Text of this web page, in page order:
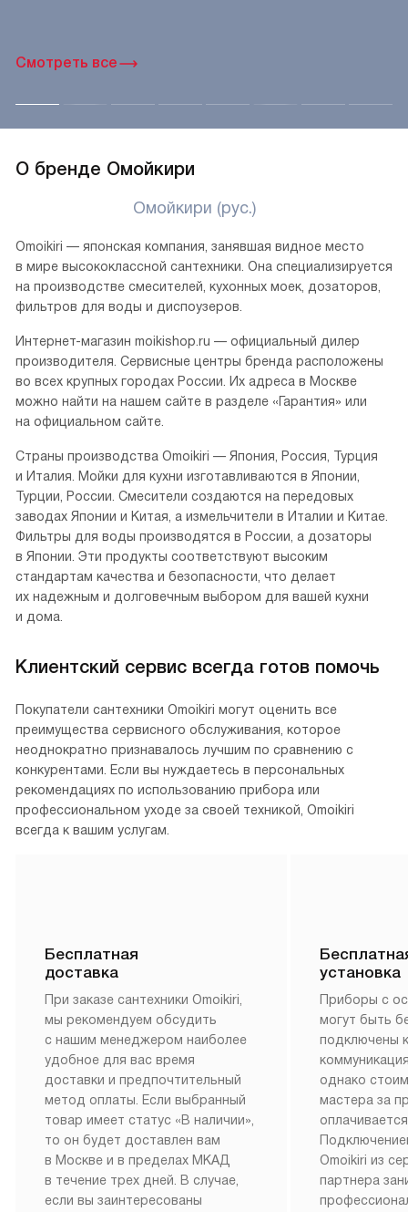
Смотреть все
О бренде Омойкири
Омойкири (рус.)
Omoikiri — японская компания, занявшая видное место
в мире высококлассной сантехники. Она специализируется
на производстве смесителей, кухонных моек, дозаторов,
фильтров для воды и диспоузеров.
Интернет-магазин moikishop.ru — официальный дилер
производителя. Сервисные центры бренда расположены
во всех крупных городах России. Их адреса в Москве
можно найти на нашем сайте в разделе «Гарантия» или
на официальном сайте.
Страны производства Omoikiri — Япония, Россия, Турция
и Италия. Мойки для кухни изготавливаются в Японии,
Турции, России. Смесители создаются на передовых
заводах Японии и Китая, а измельчители в Италии и Китае.
Фильтры для воды производятся в России, а дозаторы
в Японии. Эти продукты соответствуют высоким
стандартам качества и безопасности, что делает
их надежным и долговечным выбором для вашей кухни
и дома.
Клиентский сервис всегда готов помочь
Покупатели сантехники Omoikiri могут оценить все
преимущества сервисного обслуживания, которое
неоднократно признавалось лучшим по сравнению с
конкурентами. Если вы нуждаетесь в персональных
рекомендациях по использованию прибора или
профессиональном уходе за своей техникой, Omoikiri
всегда к вашим услугам.
Бесплатная
доставка
При заказе сантехники Omoikiri,
мы рекомендуем обсудить
с нашим менеджером наиболее
удобное для вас время
доставки и предпочтительный
метод оплаты. Если выбранный
товар имеет статус «В наличии»,
то он будет доставлен вам
в Москве и в пределах МКАД
в течение трех дней. В случае,
если вы заинтересованы
установка
Приборы с
могут быть
подключены
однако
мастера за
Omoikiri из
партнера